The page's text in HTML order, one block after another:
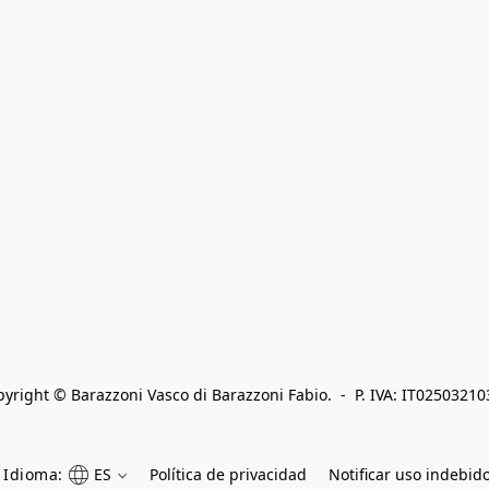
© Barazzoni Vasco di Barazzoni Fabio.  -  P. IVA:
Idioma: ES Política de privacidad Notificar uso